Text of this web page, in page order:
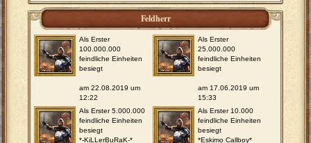
Feldherr
Als Erster
100.000.000
feindliche Einheiten
besiegt
am 22.08.2019 um
12:22
Als Erster
25.000.000
feindliche Einheiten
besiegt
am 17.06.2019 um
15:33
Als Erster 5.000.000
feindliche Einheiten
besiegt
*-KiLLerBuRaK-*
Als Erster 10.000
feindliche Einheiten
besiegt
*Eskimo Callboy*